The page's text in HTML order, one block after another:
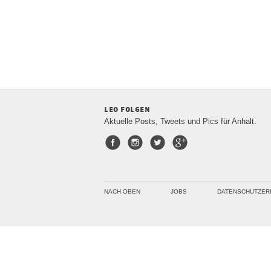
leo folgen
Aktuelle Posts, Tweets und Pics für Anhalt.
FacebookInstagram
Twitter
NACH OBEN JOBS